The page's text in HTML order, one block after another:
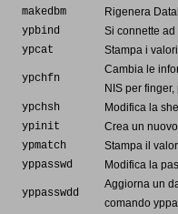
makedbm
Rigenera
ypbind
Si connette
ypcat
Stampa i
ypchfn
Cambia le
NIS per finger,
ypchsh
Modifica la
ypinit
Crea un
ypmatch
Stampa il
yppasswd
Modifica la
yppasswdd
Aggiorna un
comando